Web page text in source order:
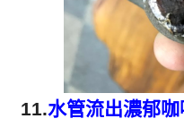
11.水管流出濃郁